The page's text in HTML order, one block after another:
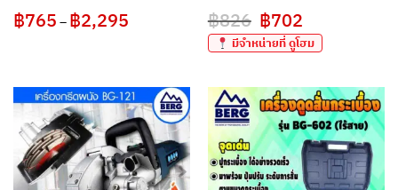
฿765 – ฿2,295Price
range: ฿826 Original
price
was:
฿826.
฿702Current
price
is:
฿702.
มีจำหน่ายที่ ดูโฮม